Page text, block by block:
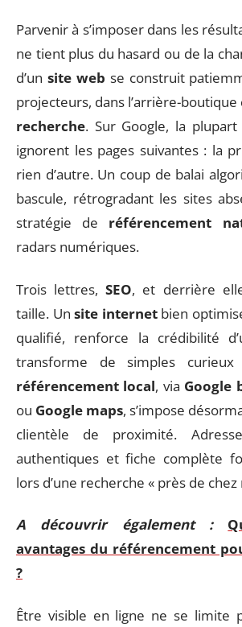
Parvenir à s’imposer dans les
ne tient plus du hasard ou de la
d’un site web se construit
projecteurs, dans l’arrière-boutique
recherche. Sur Google, la
ignorent les pages suivantes : la
rien d’autre. Un coup de balai
bascule, rétrogradant les sites
stratégie de référencement
radars numériques.
Trois lettres,SEO, et derrière
taille. Un site internetbien
qualifié, renforce la crédibilité
transforme de simples
référencement local, via Google
ou Google maps, s’impose
clientèle de proximité.
authentiques et fiche complète
lors d’une recherche « près de chez
A découvrir également :
avantages du référencement
?
Être visible en ligne ne se limite